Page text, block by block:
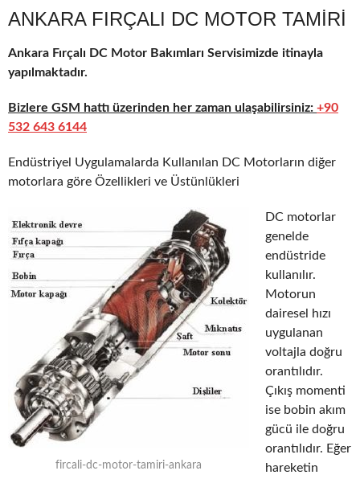
ANKARA FIRÇALI DC MOTOR TAMIRI
Ankara Fırçalı DC Motor Bakımları Servisimizde itinayla
yapılmaktadır.
Bizlere GSM hattı üzerinden her zaman ulaşabilirsiniz: +90
532 643 6144
Endüstriyel Uygulamalarda Kullanılan DC Motorların diğer
motorlara göre Özellikleri ve Üstünlükleri
fircali-dc-motor-tamiri-ankara
DC motorlar
genelde
endüstride
kullanılır.
Motorun
dairesel hızı
uygulanan
voltajla doğru
orantılıdır.
Çıkış momenti
ise bobin akım
gücü ile doğru
orantılıdır. Eğer
hareketin